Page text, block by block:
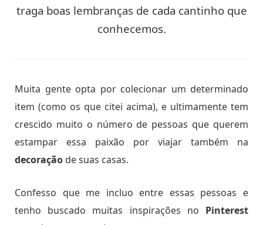
traga boas lembranças de cada cantinho que
conhecemos.
Muita gente opta por colecionar um determinado
item (como os que citei acima), e ultimamente tem
crescido muito o número de pessoas que querem
estampar essa paixão por viajar também na
decoração de suas casas.
Confesso que me incluo entre essas pessoas e
tenho buscado muitas inspirações no Pinterest